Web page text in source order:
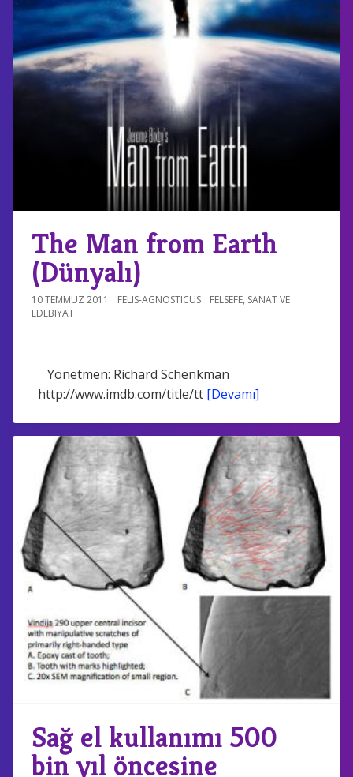
The Man from Earth
(Dünyalı)
10 TEMMUZ 2011 FELIS-AGNOSTICUS FELSEFE, SANAT VE
EDEBIYAT
Yönetmen: Richard Schenkman
http://www.imdb.com/title/tt [Devamı]
Sağ el kullanımı 500
bin yıl öncesine